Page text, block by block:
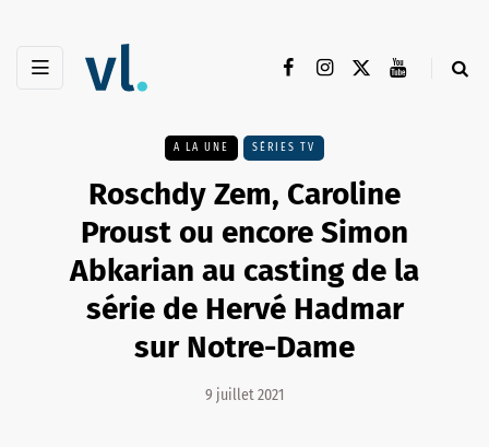
A LA UNE SÉRIES TV
Roschdy Zem, Caroline
Proust ou encore Simon
Abkarian au casting de la
série de Hervé Hadmar
sur Notre-Dame
9 juillet 2021